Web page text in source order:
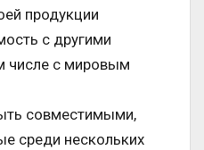
продукции
с другими
числе с мировым
совместимыми,
среди нескольких